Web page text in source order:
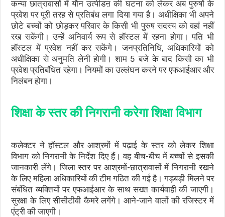
कन्या छात्रावासों में यौन उत्पीडऩ की घटना को लेकर अब पुरुषों के
प्रवेश पर पूरी तरह से प्रतिबंध लगा दिया गया है। अधीक्षिका भी अपने
छोटे बच्चों को छोड़कर परिवार के किसी भी पुरुष सदस्य को वहां नहीं
रख सकेंगी। उन्हें अनिवार्य रूप से हॉस्टल में रहना होगा। पति भी
हॉस्टल में प्रवेश नहीं कर सकेंगे। जनप्रतिनिधि, अधिकारियों को
अधीक्षिका से अनुमति लेनी होगी। शाम 5 बजे के बाद किसी का भी
प्रवेश प्रतिबंधित रहेगा। नियमों का उल्लंघन करने पर एफआईआर और
निलंबन होगा।
शिक्षा के स्तर की निगरानी करेगा शिक्षा विभाग
कलेक्टर ने हॉस्टल और आश्रमों में पढ़ाई के स्तर को लेकर शिक्षा
विभाग को निगरानी के निर्देश दिए हैं। वह बीच-बीच में बच्चों से इसकी
जानकारी लेंगे। जिला स्तर पर आश्रमों-छात्रावासों में निगरानी रखने
के लिए महिला अधिकारियों की टीम गठित की गई है। गड़बड़ी मिलने पर
संबंधित व्यक्तियों पर एफआईआर के साथ सख्त कार्यवाही की जाएगी।
सुरक्षा के लिए सीसीटीवी कैमरे लगेंगे। आने-जाने वालों की रजिस्टर में
एंट्री की जाएगी।